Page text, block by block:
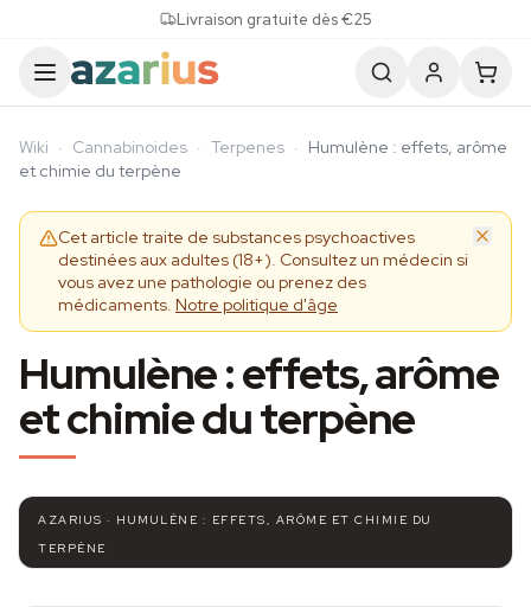
Livraison gratuite dès €25
Wiki · Cannabinoides · Terpenes · Humulène : effets, arôme
et chimie du terpène
Cet article traite de substances psychoactives
destinées aux adultes (18+). Consultez un médecin si
vous avez une pathologie ou prenez des
médicaments. Notre politique d'âge
Humulène : effets, arôme
et chimie du terpène
AZARIUS · HUMULÈNE : EFFETS, ARÔME ET CHIMIE DU
TERPÈNE